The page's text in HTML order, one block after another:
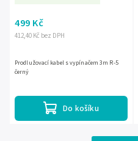
412,40 Kč bez DPH
499 Kč
Do košíku
Prodlužovací kabel s vypínačem 3m R-5
černý